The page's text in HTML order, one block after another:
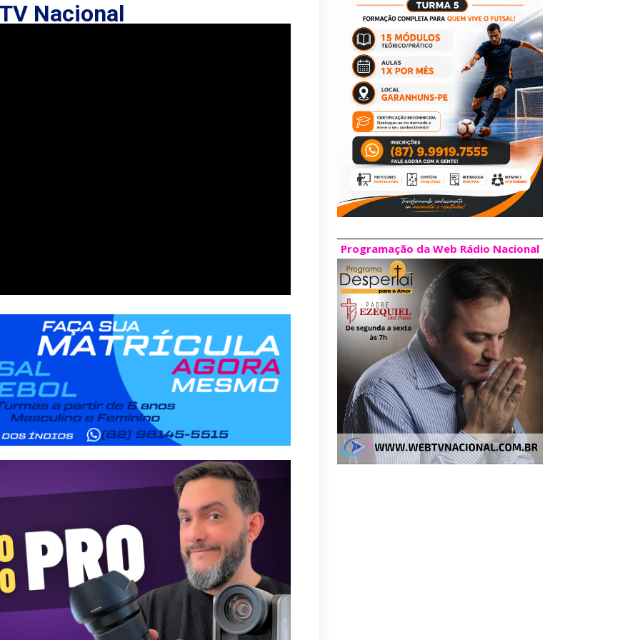
Nacional
Programação da Web Rádio Nacional